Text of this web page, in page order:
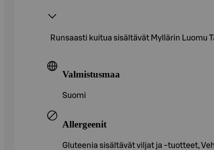
Runsaasti kuitua sisältävät Myllärin Luomu
Valmistusmaa
Suomi
Allergeenit
Gluteenia sisältävät viljat ja -tuotteet,